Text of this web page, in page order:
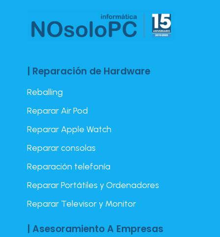
| Reparación de Hardware
Reballing
Reparar Air Pod
Reparar Apple Watch
Reparar consolas
Reparación telefonía
Reparar Portátiles y Ordenadores
Reparar Televisor y Monitor
| Asesoramiento A Empresas